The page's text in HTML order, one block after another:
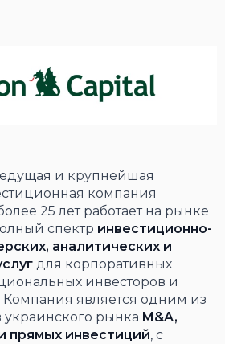
и крупнейшая
компания
25 лет работает на рынке
спектр инвестиционно-
аналитических и
для корпоративных
инвесторов и
Компания является одним из
рынка M&A,
прямых инвестиций, с